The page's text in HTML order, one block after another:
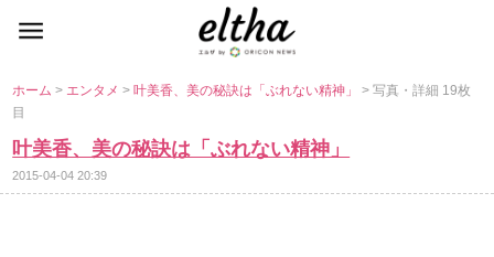
ホーム> エンタメ>叶美香、美の秘訣は「ぶれない精神」> 写真・詳細 19枚
目
叶美香、美の秘訣は「ぶれない精神」
2015-04-04 20:39